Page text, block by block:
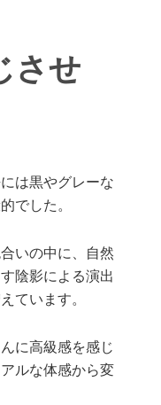
させ
は黒やグレーな
でした。
いの中に、自然
陰影による演出
ています。
に高級感を感じ
ルな体感から変